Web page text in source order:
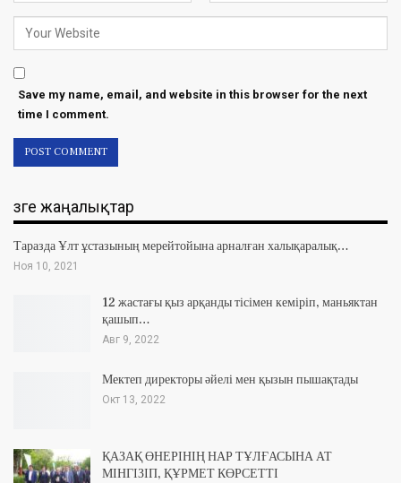
Save my name, email, and website in this browser for the next
time I comment.
Өзге жаңалықтар
Таразда Ұлт ұстазының мерейтойына арналған халықаралық…
Ноя 10, 2021
12 жастағы қыз арқанды тісімен кеміріп, маньяктан
қашып…
Авг 9, 2022
Мектеп директоры әйелі мен қызын пышақтады
Окт 13, 2022
ҚАЗАҚ ӨНЕРІНІҢ НАР ТҰЛҒАСЫНА АТ
МІНГІЗІП, ҚҰРМЕТ КӨРСЕТТІ